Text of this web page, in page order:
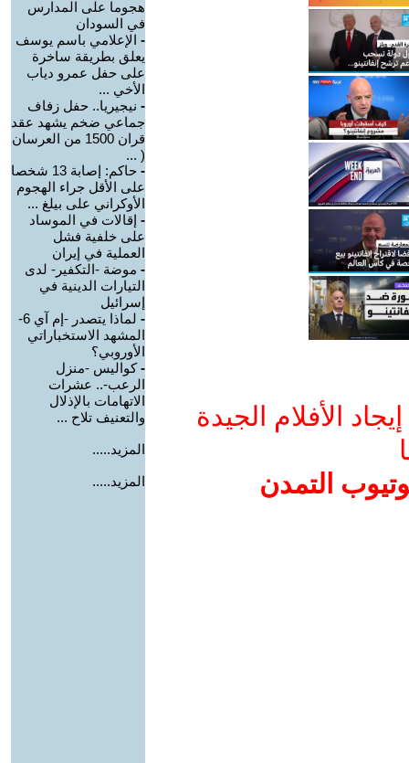
الأفلام الجيدة
التمدن
هجوما على المدارس
في السودان
- الإعلامي باسم يوسف
يعلق بطريقة ساخرة
على حفل عمرو دياب
الأخي ...
- نيجيريا.. حفل زفاف
جماعي ضخم يشهد عقد
قران 1500 من العرسان
( ...
-
حاكم: إصابة 13 شخصا
على الأقل جراء الهجوم
الأوكراني على بيلغ ...
- إقالات في الموساد
على خلفية فشل
العملية في إيران
- موضة -التكفير- لدى
التيارات الدينية في
إسرائيل
-
لماذا يتصدر -إم آي 6-
المشهد الاستخباراتي
الأوروبي؟
-كواليس -منزل
الرعب-.. عشرات
الاتهامات بالإذلال
والتعنيف تلاح ...
المزيد.....
المزيد.....